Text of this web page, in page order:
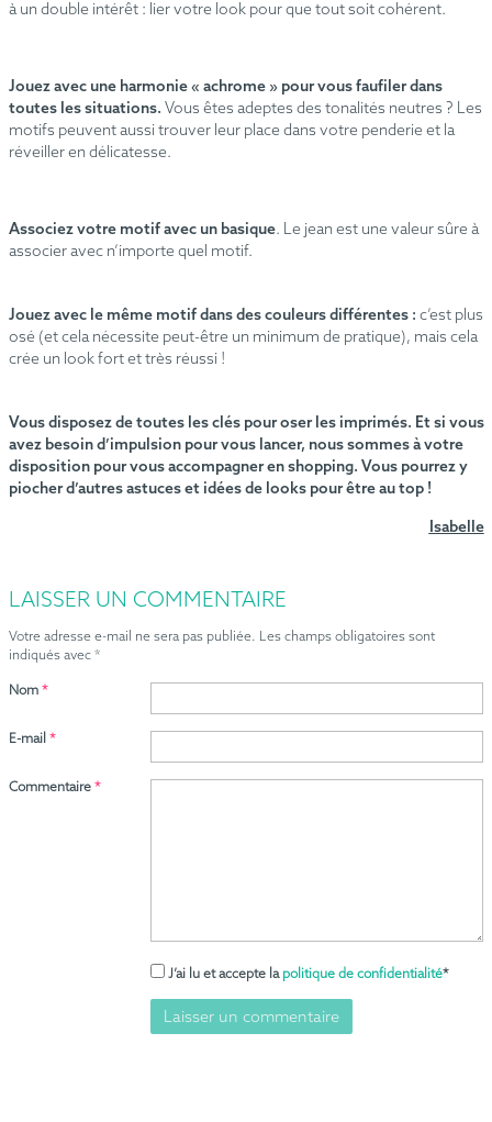
à un double intérêt : lier votre look pour que tout soit cohérent.
Jouez avec une harmonie « achrome » pour vous faufiler dans
toutes les situations. Vous êtes adeptes des tonalités neutres ? Les
motifs peuvent aussi trouver leur place dans votre penderie et la
réveiller en délicatesse.
Associez votre motif avec un basique. Le jean est une valeur sûre à
associer avec n’importe quel motif.
Jouez avec lemême motif dans des couleurs différentes : c’est plus
osé (et cela nécessite peut-être un minimum de pratique), mais cela
crée un look fort et très réussi !
Vous disposez de toutes les clés pour oser les imprimés. Et si vous
avez besoin d’impulsion pour vous lancer, nous sommes à votre
disposition pour vous accompagner en shopping. Vous pourrez y
piocher d’autres astuces et idées de looks pour être au top !
Isabelle
LAISSER UN COMMENTAIRE
Votre adresse e-mail ne sera pas publiée. Les champs obligatoires sont
indiqués avec *
Commentaire *
J’ai lu et accepte la politique de confidentialité*
Nom *
E-mail *